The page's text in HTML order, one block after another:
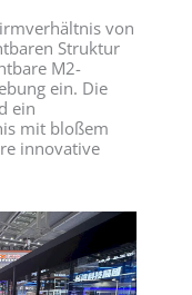
von
Struktur
M2-
ein. Die
ein
mit bloßem
innovative